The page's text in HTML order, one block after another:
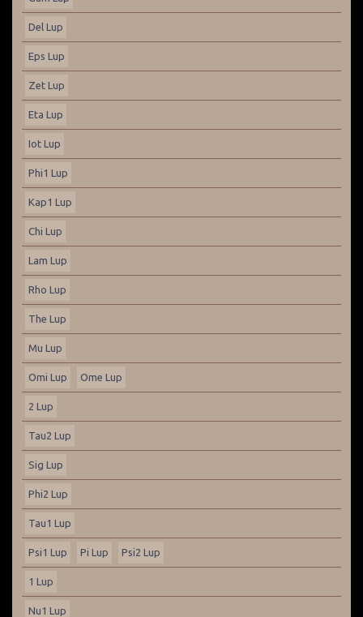
Del Lup
Eps Lup
Zet Lup
Eta Lup
Iot Lup
Phi1 Lup
Kap1 Lup
Chi Lup
Lam Lup
Rho Lup
The Lup
Mu Lup
Omi Lup Ome Lup
2 Lup
Tau2 Lup
Sig Lup
Phi2 Lup
Tau1 Lup
Psi1 Lup Pi Lup Psi2 Lup
1 Lup
Nu1 Lup